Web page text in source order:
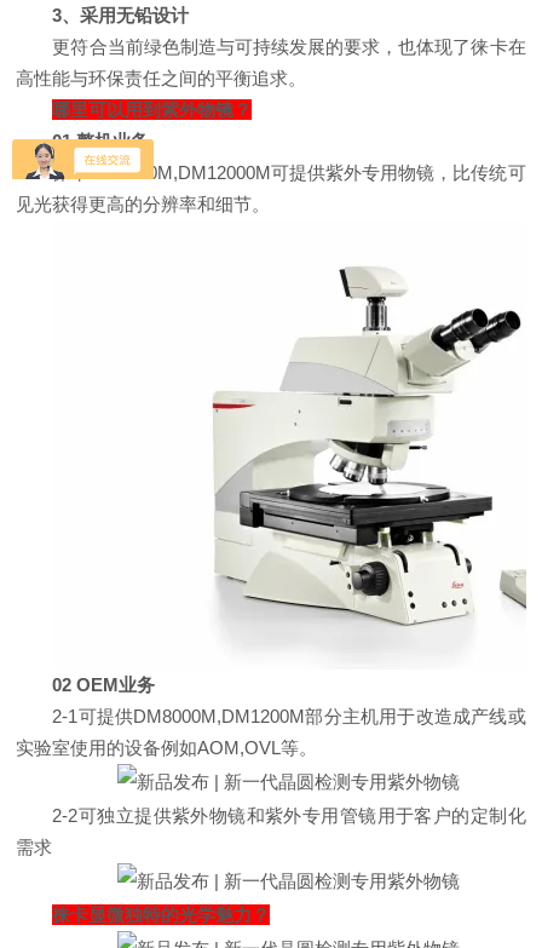
3、采用无铅设计
更符合当前绿色制造与可持续发展的要求，也体现了徕卡在
高性能与环保责任之间的平衡追求。
哪里可以用到紫外物镜？
01 整机业务
徕卡DM8000M,DM12000M可提供紫外专用物镜，比传统可
见光获得更高的分辨率和细节。
02 OEM业务
2-1可提供DM8000M,DM1200M部分主机用于改造成产线或
实验室使用的设备例如AOM,OVL等。
2-2可独立提供紫外物镜和紫外专用管镜用于客户的定制化
需求
徕卡显微独特的光学魅力？